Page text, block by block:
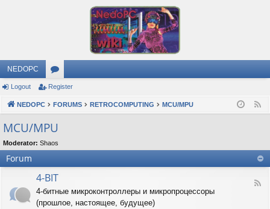
NEDOPC
or
u
m
s
Logout Register
NEDOPC FORUMS RETROCOMPUTING MCU/MPU
MCU/MPU
Moderator: Shaos
Forum
F
4-BIT
4-битные микроконтроллеры и микропроцессоры
(прошлое, настоящее, будущее)